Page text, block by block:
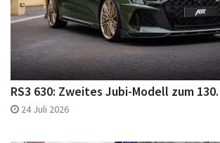
RS3 630: Zweites Jubi-Modell zum 130.
24 Juli 2026